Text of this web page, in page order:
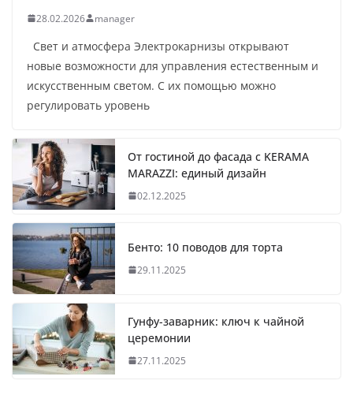
28.02.2026 manager
Свет и атмосфера Электрокарнизы открывают
новые возможности для управления естественным и
искусственным светом. С их помощью можно
регулировать уровень
От гостиной до фасада с KERAMA
MARAZZI: единый дизайн
02.12.2025
Бенто: 10 поводов для торта
29.11.2025
Гунфу-заварник: ключ к чайной
церемонии
27.11.2025